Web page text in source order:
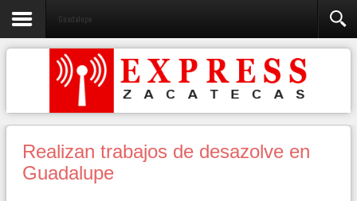
Guadalupe
Realizan trabajos de desazolve en
Guadalupe